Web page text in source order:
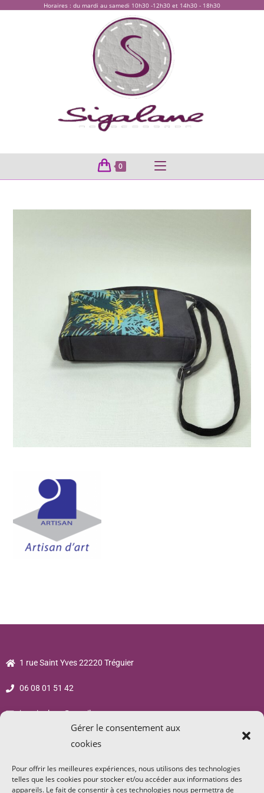
Gérer le consentement aux
cookies
Pour offrir les meilleures expériences, nous utilisons des technologies
telles que les cookies pour stocker et/ou accéder aux informations des
appareils. Le fait de consentir à ces technologies nous permettra de
Horaires : du mardi au samedi 10h30 -12h30 et 14h30 - 18h30
0
1 rue Saint Yves 22220 Tréguier
06 08 01 51 42
jsp.sigalane@gmail.com